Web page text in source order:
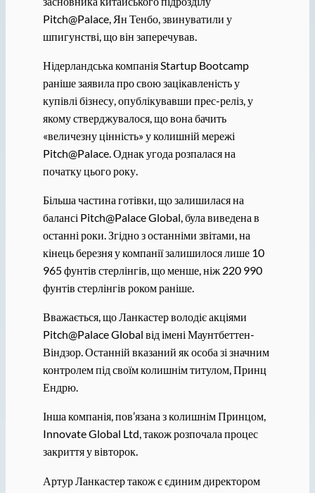
Pitch@Palace, Ян Тенбо, звинуватили у
шпигунстві, що він заперечував.
Нідерландська компанія Startup Bootcamp
раніше заявила про свою зацікавленість у
купівлі бізнесу, опублікувавши прес-реліз, у
якому стверджувалося, що вона бачить
«величезну цінність» у колишній мережі
Pitch@Palace. Однак угода розпалася на
початку цього року.
Більша частина готівки, що залишилася на
балансі Pitch@Palace Global, була виведена в
останні роки. Згідно з останніми звітами, на
кінець березня у компанії залишилося лише 10
965 фунтів стерлінгів, що менше, ніж 220 990
фунтів стерлінгів роком раніше.
Вважається, що Ланкастер володіє акціями
Pitch@Palace Global від імені Маунтбеттен-
Віндзор. Останній вказаний як особа зі значним
контролем під своїм колишнім титулом, Принц
Ендрю.
Інша компанія, пов’язана з колишнім Принцом,
Innovate Global Ltd, також розпочала процес
закриття у вівторок.
Артур Ланкастер також є єдиним директором